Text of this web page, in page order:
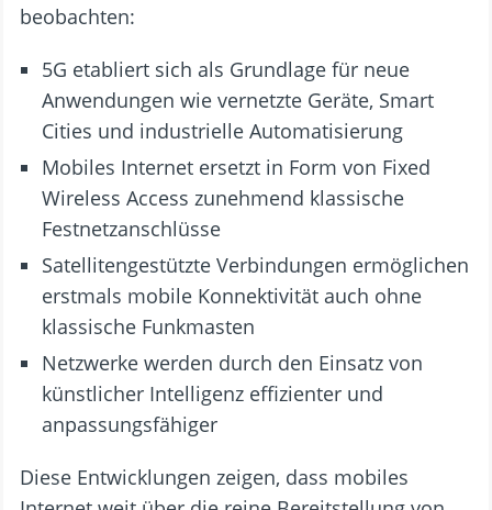
beobachten:
5G etabliert sich als Grundlage für neue
Anwendungen wie vernetzte Geräte, Smart
Cities und industrielle Automatisierung
Mobiles Internet ersetzt in Form von Fixed
Wireless Access zunehmend klassische
Festnetzanschlüsse
Satellitengestützte Verbindungen ermöglichen
erstmals mobile Konnektivität auch ohne
klassische Funkmasten
Netzwerke werden durch den Einsatz von
künstlicher Intelligenz effizienter und
anpassungsfähiger
Diese Entwicklungen zeigen, dass mobiles